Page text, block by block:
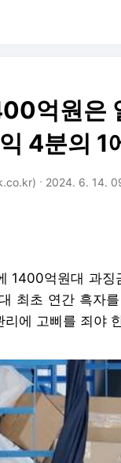
억원은
4분의 1
2024. 6. 14.
1400억원대 과
최초 연간 흑자
에 고삐를 죄야